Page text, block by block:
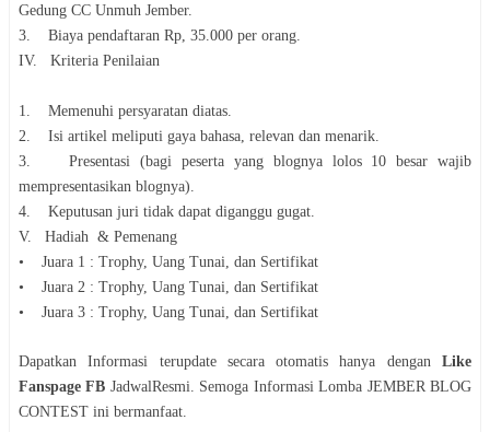
Gedung CC Unmuh Jember.
3. Biaya pendaftaran Rp, 35.000 per orang.
IV. Kriteria Penilaian
1. Memenuhi persyaratan diatas.
2. Isi artikel meliputi gaya bahasa, relevan dan menarik.
3. Presentasi (bagi peserta yang blognya lolos 10 besar wajib
mempresentasikan blognya).
4. Keputusan juri tidak dapat diganggu gugat.
V. Hadiah & Pemenang
• Juara 1 : Trophy, Uang Tunai, dan Sertifikat
• Juara 2 : Trophy, Uang Tunai, dan Sertifikat
• Juara 3 : Trophy, Uang Tunai, dan Sertifikat
Dapatkan Informasi terupdate secara otomatis hanya dengan Like
Fanspage FB JadwalResmi. Semoga InformasiLomba JEMBER BLOG
CONTEST ini bermanfaat.